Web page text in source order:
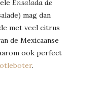
Ensalada de
mag dan
met veel citrus
de Mexicaanse
ook perfect
.